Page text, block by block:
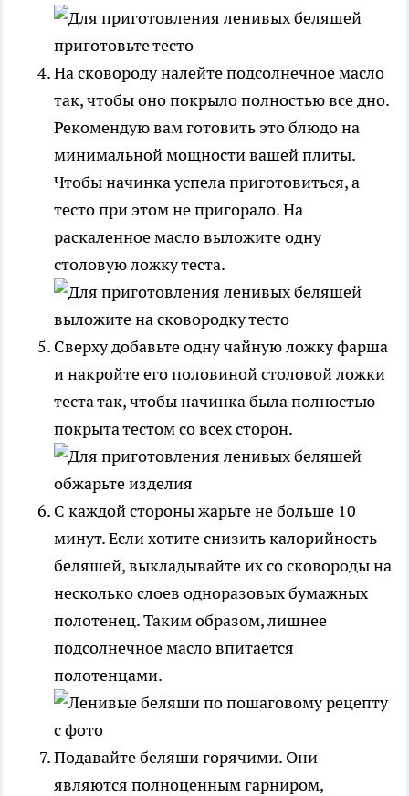
На сковороду налейте подсолнечное масло
так, чтобы оно покрыло полностью все дно.
Рекомендую вам готовить это блюдо на
минимальной мощности вашей плиты.
Чтобы начинка успела приготовиться, а
тесто при этом не пригорало. На
раскаленное масло выложите одну
столовую ложку теста.
Сверху добавьте одну чайную ложку фарша
и накройте его половиной столовой ложки
теста так, чтобы начинка была полностью
покрыта тестом со всех сторон.
С каждой стороны жарьте не больше 10
минут. Если хотите снизить калорийность
беляшей, выкладывайте их со сковороды на
несколько слоев одноразовых бумажных
полотенец. Таким образом, лишнее
подсолнечное масло впитается
полотенцами.
Подавайте беляши горячими. Они
являются полноценным гарниром,